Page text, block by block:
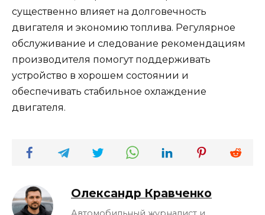
существенно влияет на долговечность
двигателя и экономию топлива. Регулярное
обслуживание и следование рекомендациям
производителя помогут поддерживать
устройство в хорошем состоянии и
обеспечивать стабильное охлаждение
двигателя.
Олександр Кравченко